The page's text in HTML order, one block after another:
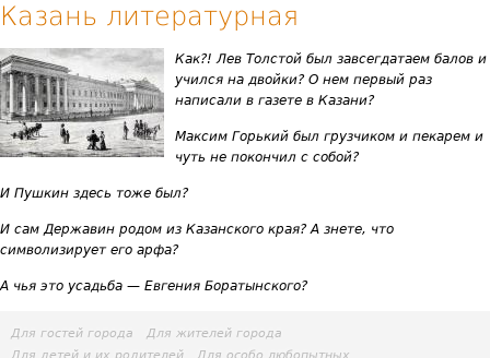
Казань литературная
Как?! Лев Толстой был завсегдатаем балов и
учился на двойки? О нем первый раз
написали в газете в Казани?
Максим Горький был грузчиком и пекарем и
чуть не покончил с собой?
И Пушкин здесь тоже был?
И сам Державин родом из Казанского края? А знете, что
символизирует его арфа?
А чья это усадьба — Евгения Боратынского?
Для гостей города
Для жителей города